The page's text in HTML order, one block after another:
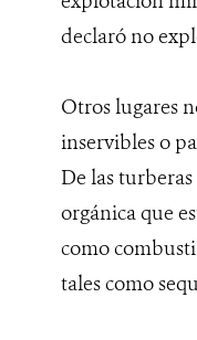
declaró no
Otros lugares
inservibles o
De las
orgánica que
como
tales como